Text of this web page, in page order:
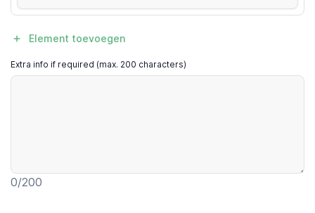
Element toevoegen
Extra info if required (max. 200 characters)
0/200